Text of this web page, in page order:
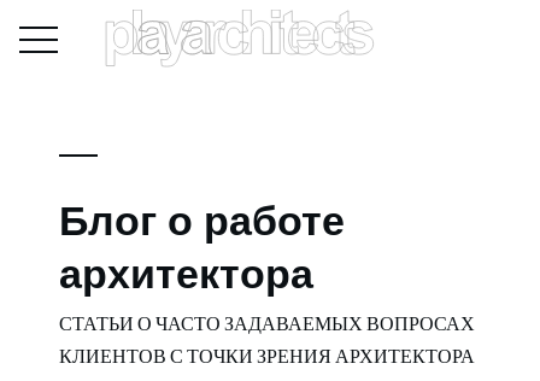
Блог о работе
архитектора
СТАТЬИ О ЧАСТО ЗАДАВАЕМЫХ ВОПРОСАХ
КЛИЕНТОВ С ТОЧКИ ЗРЕНИЯ АРХИТЕКТОРА